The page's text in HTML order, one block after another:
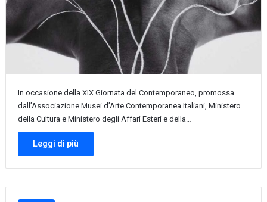
In occasione della XIX Giornata del Contemporaneo, promossa
dall’Associazione Musei d’Arte Contemporanea Italiani, Ministero
della Cultura e Ministero degli Affari Esteri e della…
Leggi di più